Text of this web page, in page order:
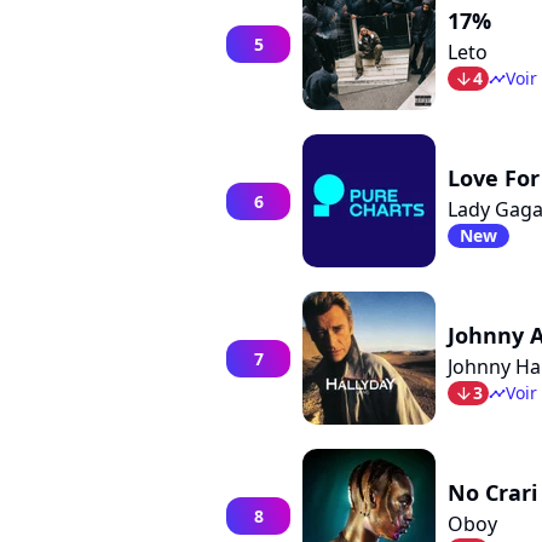
5
17%
Leto
arrow_bot4 timelineVoir
6
Love
Lady
New
7
Johnny
Johnny
arrow_bot3 timelineVoir
8
No Crari
Oboy